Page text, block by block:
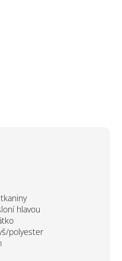
hlavou
polyester